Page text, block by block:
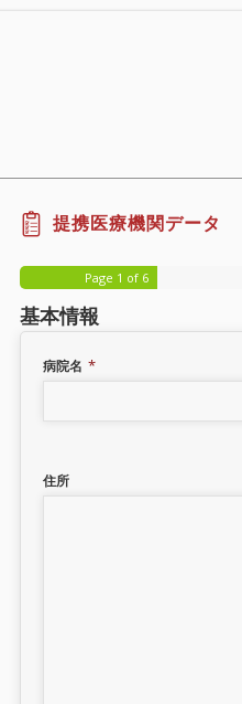
提携医療機関データ
Page 1 of 6
基本情報
病院名 *
住所